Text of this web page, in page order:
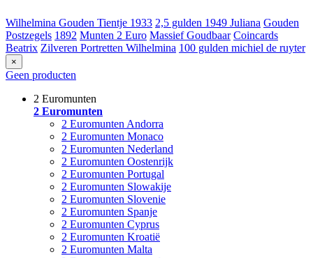
Wilhelmina Gouden Tientje 1933 2,5 gulden 1949 Juliana Gouden
Postzegels 1892 Munten 2 Euro Massief Goudbaar Coincards
Beatrix Zilveren Portretten Wilhelmina 100 gulden michiel de ruyter
×
Geen producten
2 Euromunten
2 Euromunten
2 Euromunten Andorra
2 Euromunten Monaco
2 Euromunten Nederland
2 Euromunten Oostenrijk
2 Euromunten Portugal
2 Euromunten Slowakije
2 Euromunten Slovenie
2 Euromunten Spanje
2 Euromunten Cyprus
2 Euromunten Kroatië
2 Euromunten Malta